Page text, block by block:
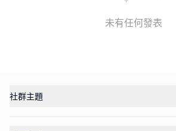
未有任何發表
社群主題